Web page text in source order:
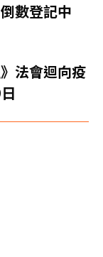
數登記中
法會迴向疫